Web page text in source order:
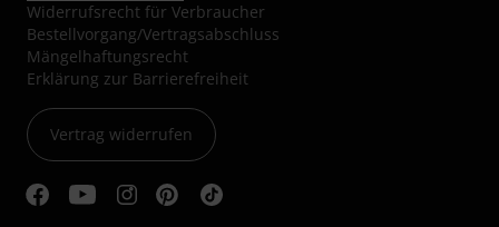
Widerrufsrecht für Verbraucher
Bestellvorgang/Vertragsabschluss
Mängelhaftungsrecht
Erklärung zur Barrierefreiheit
Vertrag widerrufen